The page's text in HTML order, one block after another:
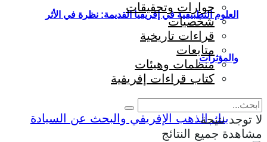
العلوم التطبيقية في إفريقيا القديمة: نظرة في الأثر
والمؤثرات
حوارات وتحقيقات
شخصيات
قراءات تاريخية
متابعات
منظمات وهيئات
كتاب قراءات إفريقية
لا توجد نتيجة
مشاهدة جميع النتائج